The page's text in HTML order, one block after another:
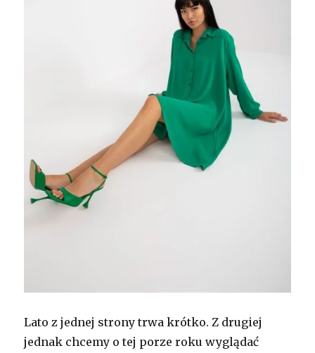
Lato z jednej strony trwa krótko. Z drugiej
jednak chcemy o tej porze roku wyglądać